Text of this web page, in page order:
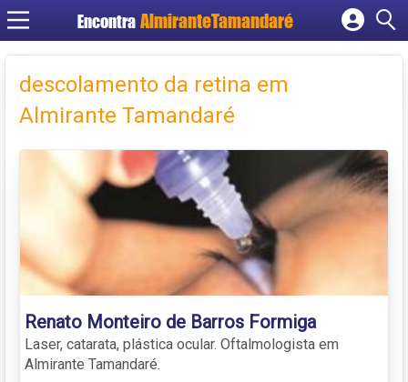
Encontra
Cadastrar empresa
Criar conta
descolamento da retina em
Almirante Tamandaré
Renato Monteiro de Barros Formiga
Laser, catarata, plástica ocular. Oftalmologista em
Almirante Tamandaré.